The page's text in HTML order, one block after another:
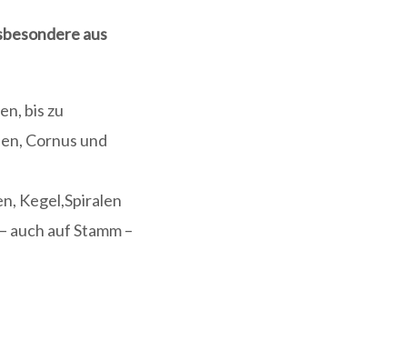
aus
bis zu
Cornus und
Kegel,Spiralen
auch auf Stamm –